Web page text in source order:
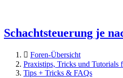
Schachtsteuerung je
Foren-Übersicht
Praxistips, Tricks und Tutorials
Tips + Tricks & FAQs